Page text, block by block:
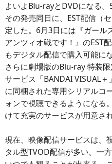
よいよBlu-rayとDVDになる。
その発売同日に、EST配信（
定した。6月3日には『ガール
アンツィオ戦です！』のEST
もデジタル配信で購入可能にな
さらに劇場版のBlu-ray 特装
サービス「BANDAI VISUAL
に同梱された専用シリアルコ
ォンで視聴できるようになる
けて充実のサービスが用意され
現在、映像配信サービスは、
タル型TVOD配信が多い。一